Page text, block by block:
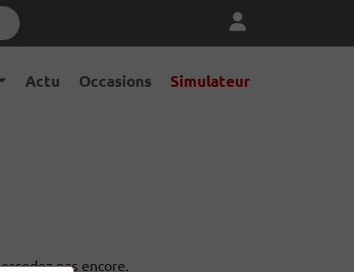
Actu Occasions Simulateur
pas encore.